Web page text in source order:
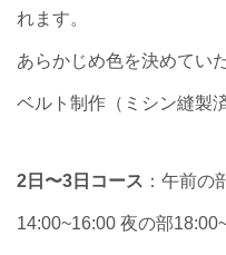
れます。
あらかじめ色を決めてい
ベルト制作（ミシン縫製
2日〜3日コース ：午前の
14:00~16:00 夜の部